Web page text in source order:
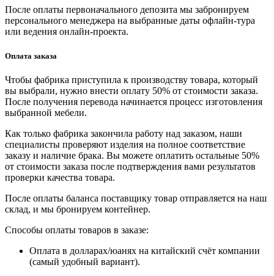
После оплаты первоначального депозита мы забронируем
персонального менеджера на выбранные даты офлайн-тура
или ведения онлайн-проекта.
Оплата заказа
Чтобы фабрика приступила к производству товара, который
вы выбрали, нужно внести оплату 50% от стоимости заказа.
После получения перевода начинается процесс изготовления
выбранной мебели.
Как только фабрика закончила работу над заказом, наши
специалисты проверяют изделия на полное соответствие
заказу и наличие брака. Вы можете оплатить остальные 50%
от стоимости заказа после подтверждения вами результатов
проверки качества товара.
После оплаты баланса поставщику товар отправляется на наш
склад, и мы бронируем контейнер.
Способы оплаты товаров в заказе:
Оплата в долларах/юанях на китайский счёт компании
(самый удобный вариант).